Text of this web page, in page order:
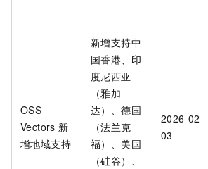
OSS
Vectors 新
增地域支持
新增支持中
国香港、印
度尼西亚
（雅加
达）、德国
（法兰克
福）、美国
（硅谷）、
2026-02-
03